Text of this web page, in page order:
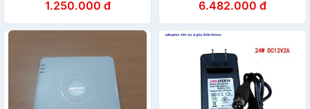
1.250.000 đ 6.482.000 đ